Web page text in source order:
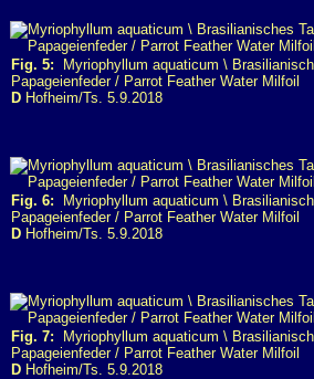
Fig. 5: Myriophyllum aquaticum \
Papageienfeder / Parrot Feather Water Milfoil
D Hofheim/Ts. 5.9.2018
Fig. 6: Myriophyllum aquaticum \
Papageienfeder / Parrot Feather Water Milfoil
D Hofheim/Ts. 5.9.2018
Fig. 7: Myriophyllum aquaticum \
Papageienfeder / Parrot Feather Water Milfoil
D Hofheim/Ts. 5.9.2018